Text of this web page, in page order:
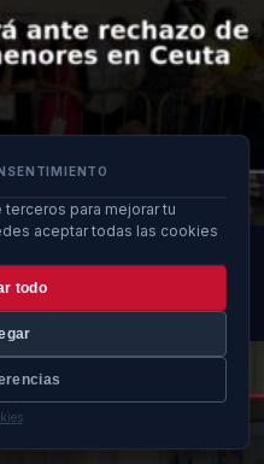
para mejorar tu
aceptar todas las cookies
todo
de comunidades a